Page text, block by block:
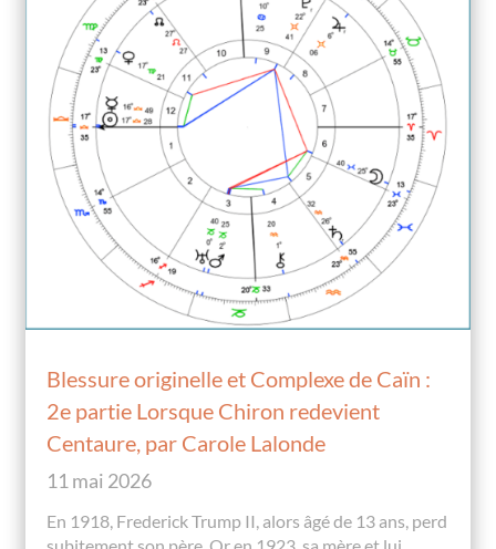
Blessure originelle et Complexe de Caïn :
2e partie Lorsque Chiron redevient
Centaure, par Carole Lalonde
11 mai 2026
En 1918, Frederick Trump II, alors âgé de 13 ans, perd